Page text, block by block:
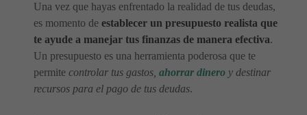
Una vez que hayas enfrentado la realidad de tus deudas,
es momento de establecer un presupuesto realista que
te ayude a manejar tus finanzas de manera efectiva.
Un presupuesto es una herramienta poderosa que te
permite controlar tus gastos, ahorrar dinero y destinar
recursos para el pago de tus deudas.